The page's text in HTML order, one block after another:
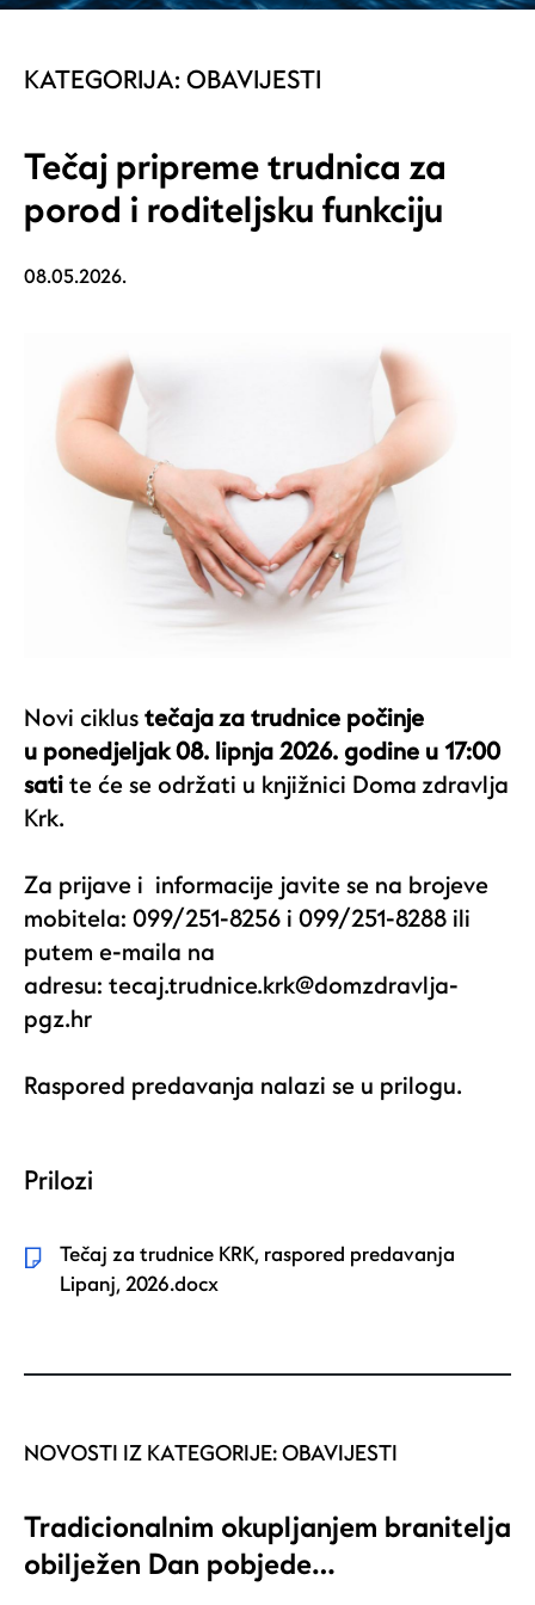
KATEGORIJA: OBAVIJESTI
Tečaj pripreme trudnica za
porod i roditeljsku funkciju
08.05.2026.
Novi ciklustečaja za trudnice počinje
u ponedjeljak 08. lipnja 2026. godine u 17:00
satite će se održati u knjižnici Doma zdravlja
Krk.
Za prijave i informacije javite se na brojeve
mobitela: 099/251-8256 i 099/251-8288 ili
putem e-maila na
adresu: tecaj.trudnice.krk@domzdravlja-
pgz.hr
Raspored predavanja nalazi se u prilogu.
Prilozi
Tečaj za trudnice KRK, raspored predavanja
Lipanj, 2026.docx
NOVOSTI IZ KATEGORIJE:OBAVIJESTI
Tradicionalnim okupljanjem branitelja
obilježen Dan pobjede…